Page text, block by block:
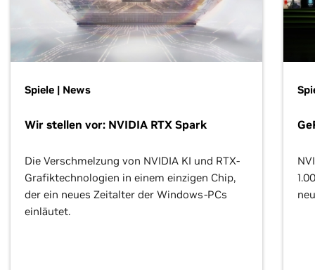
Spiele | News
Wir stellen vor: NVIDIA RTX Spark
Die Verschmelzung von NVIDIA KI und RTX-
Grafiktechnologien in einem einzigen Chip,
der ein neues Zeitalter der Windows-PCs
einläutet.